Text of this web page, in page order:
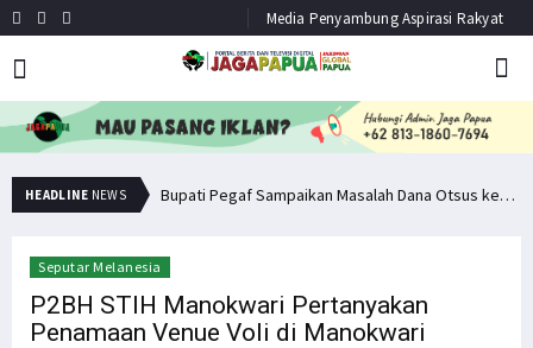
Media Penyambung Aspirasi Rakyat
HEADLINE NEWS Minta Operasi Militer Dihentikan, KKB Ancam Perang Serentak Bupati Pegaf Sampaikan Masalah Dana Otsus kepada Filep Wamafma
Seputar Melanesia
P2BH STIH Manokwari Pertanyakan
Penamaan Venue Voli di Manokwari